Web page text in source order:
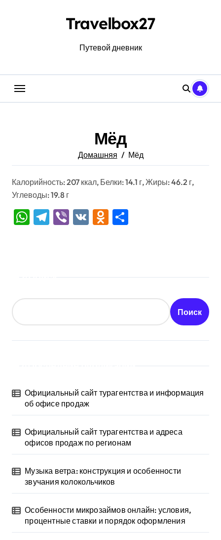
Travelbox27
Путевой дневник
Мёд
Домашняя Мёд
Калорийность: 207 ккал, Белки: 14.1 г, Жиры: 46.2 г,
Углеводы: 19.8 г
WhatsApp
Telegram
Viber
VK Odnoklassniki
Поиск
Официальный сайт турагентства и информация
об офисе продаж
Официальный сайт турагентства и адреса
офисов продаж по регионам
Музыка ветра: конструкция и особенности
звучания колокольчиков
Особенности микрозаймов онлайн: условия,
процентные ставки и порядок оформления